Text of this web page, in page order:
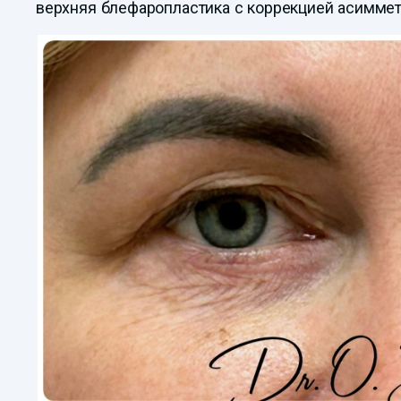
верхняя блефаропластика с коррекцией